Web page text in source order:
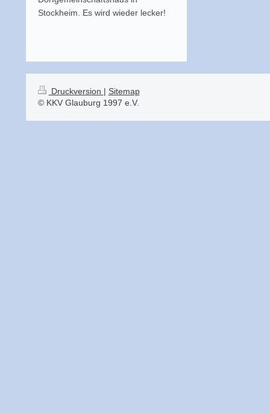
Stockheim. Es wird wieder lecker!
Druckversion | Sitemap
© KKV Glauburg 1997 e.V.